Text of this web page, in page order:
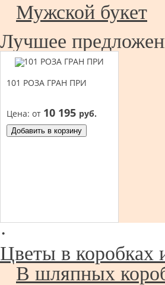
Мужской букет
Лучшее
101 РОЗА ГРАН ПРИ
Цена: от 10 195 руб.
Добавить в корзину
·
Цветы в коробках
В шляпных